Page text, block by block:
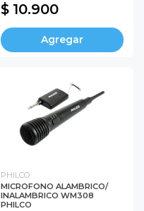
$ 10.900
Agregar
PHILCO
MICROFONO ALAMBRICO/
INALAMBRICO WM308
PHILCO